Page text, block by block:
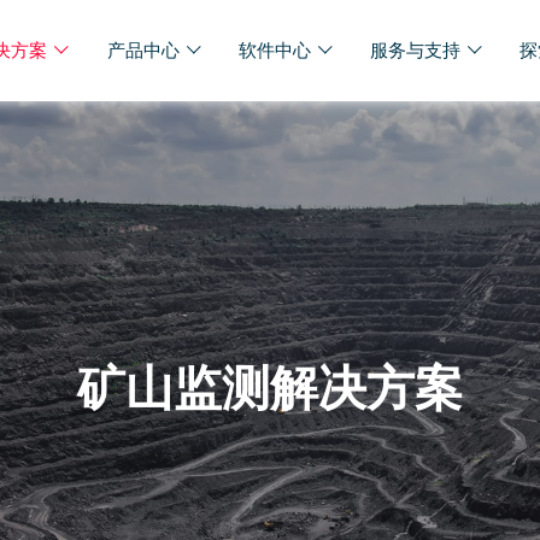
方案 产品中心 软件中心 服务与支持
矿山监测解决方案